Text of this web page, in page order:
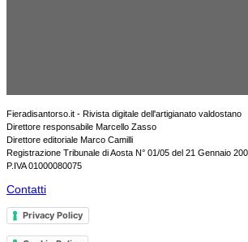
Fieradisantorso.it - Rivista digitale dell'artigianato valdostano
Direttore responsabile Marcello Zasso
Direttore editoriale Marco Camilli
Registrazione Tribunale di Aosta N° 01/05 del 21 Gennaio
P.IVA 01000080075
Contatti
Privacy Policy